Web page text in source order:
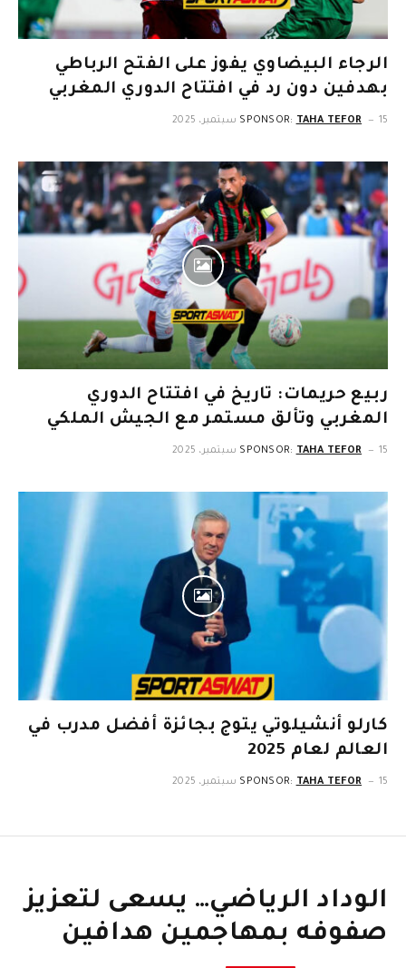
الرجاء البيضاوي يفوز على الفتح الرباطي
بهدفين دون رد في افتتاح الدوري المغربي
SPONSOR: TAHA TEFOR 15 سبتمبر، 2025
ربيع حريمات: تاريخ في افتتاح الدوري
المغربي وتألق مستمر مع الجيش الملكي
SPONSOR:TAHA TEFOR 15 سبتمبر، 2025
كارلو أنشيلوتي يتوج بجائزة أفضل مدرب في
العالم لعام 2025
SPONSOR: TAHA TEFOR 15 سبتمبر، 2025
الوداد الرياضي… يسعى لتعزيز
صفوفه بمهاجمين هدافين